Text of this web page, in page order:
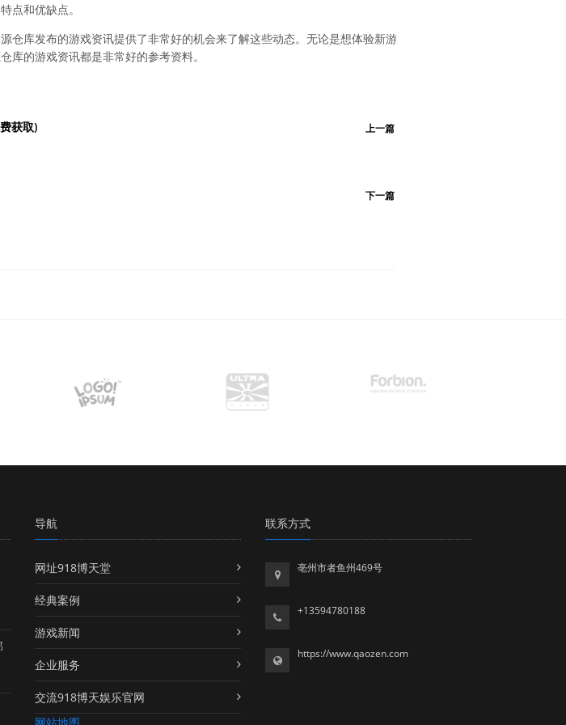
点和优缺点。
仓库发布的游戏资讯提供了非常好的机会来了解这些动态。无论是想体验新游
库的游戏资讯都是非常好的参考资料。
获取) 上一篇
下一篇
导航
网址918博天堂
经典案例
游戏新闻
企业服务
交流918博天娱乐官网
网站地图
联系方式
亳州市者鱼州469号
+13594780188
https://www.qaozen.com